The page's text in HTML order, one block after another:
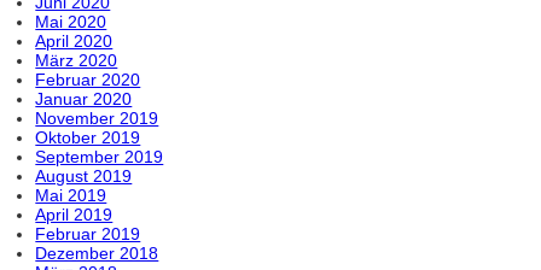
Mai 2020
April 2020
März 2020
Februar 2020
Januar 2020
November 2019
Oktober 2019
September 2019
August 2019
Mai 2019
April 2019
Februar 2019
Dezember 2018